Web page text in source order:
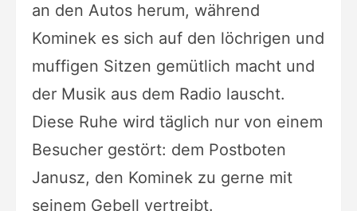
an den Autos herum, während
Kominek es sich auf den löchrigen und
muffigen Sitzen gemütlich macht und
der Musik aus dem Radio lauscht.
Diese Ruhe wird täglich nur von einem
Besucher gestört: dem Postboten
Janusz, den Kominek zu gerne mit
seinem Gebell vertreibt.